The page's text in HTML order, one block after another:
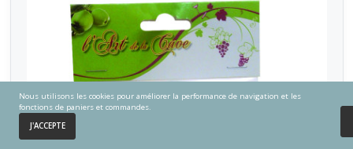
Accueil
Nous utilisons les cookies pour améliorer la performance de navigation et les
fonctions de paniers et commandes.
J'ACCEPTE